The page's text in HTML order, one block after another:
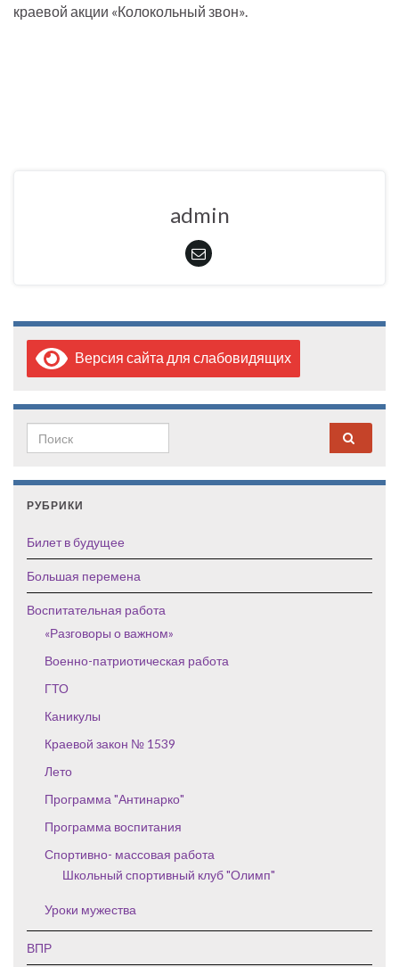
краевой акции «Колокольный звон».
admin
Версия сайта для слабовидящих
Search for:
РУБРИКИ
Билет в будущее
Большая перемена
Воспитательная работа
«Разговоры о важном»
Военно-патриотическая работа
ГТО
Каникулы
Краевой закон № 1539
Лето
Программа "Антинарко"
Программа воспитания
Спортивно- массовая работа
Школьный спортивный клуб "Олимп"
Уроки мужества
ВПР